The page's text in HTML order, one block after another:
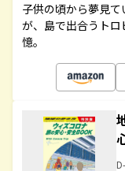
子供の頃から夢見
が、島で出合うト
憶。